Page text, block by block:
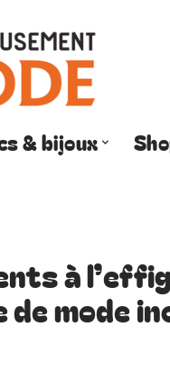
& bijoux
à
de mode